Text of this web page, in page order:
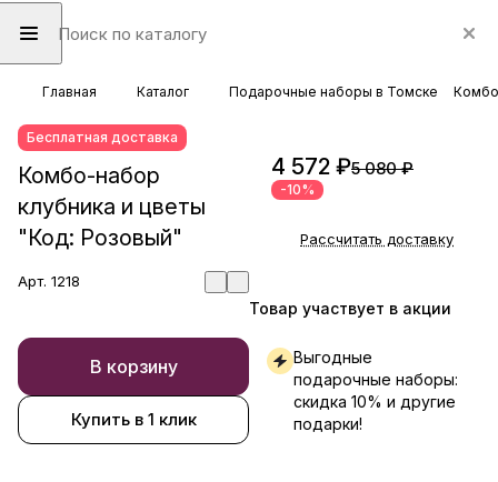
Главная Каталог Подарочные наборы в Томске
Бесплатная доставка
Комбо-набор
клубника и цветы
"Код: Розовый"
Арт. 1218
В корзину
Купить в 1 клик
4 572 ₽5 080 ₽
-10%
Рассчитать доставку
Товар участвует в акции
Выгодные
подарочные наборы:
скидка 10% и другие
подарки!